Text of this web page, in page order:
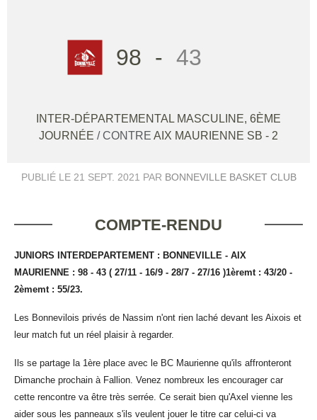
98 - 43
INTER-DÉPARTEMENTAL MASCULINE, 6ÈME
JOURNÉE / CONTRE AIX MAURIENNE SB - 2
PUBLIÉ LE 21 SEPT. 2021 PAR BONNEVILLE BASKET CLUB
COMPTE-RENDU
JUNIORS INTERDEPARTEMENT : BONNEVILLE - AIX
MAURIENNE : 98 - 43 ( 27/11 - 16/9 - 28/7 - 27/16 )1èremt : 43/20 -
2èmemt : 55/23.
Les Bonnevilois privés de Nassim n'ont rien laché devant les Aixois et
leur match fut un réel plaisir à regarder.
Ils se partage la 1ère place avec le BC Maurienne qu'ils affronteront
Dimanche prochain à Fallion. Venez nombreux les encourager car
cette rencontre va être très serrée. Ce serait bien qu'Axel vienne les
aider sous les panneaux s'ils veulent jouer le titre car celui-ci va